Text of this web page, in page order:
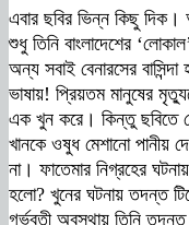
এবার ছবির ভিন্ন কিছু দিক।
শুধু তিনি বাংলাদেশের
অন্য সবাই বেনারসের
ভাষায়! প্রিয়তম মানুষের
এক খুন করে। কিন্তু ছবিতে
খানকে ওষুধ মেশানো পানীয়
না। ফাতেমার নিগ্রহের
হলো? খুনের ঘটনায় তদন্ত
গর্ভবতী অবস্থায় তিনি